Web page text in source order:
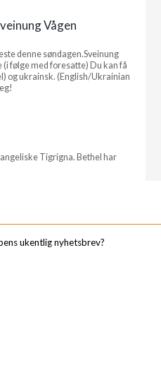
Vågen
denne søndagen.Sveinung
følge med foresatte) Du kan få
og ukrainsk. (English/Ukrainian
Tigrigna. Bethel har
ukentlig nyhetsbrev?